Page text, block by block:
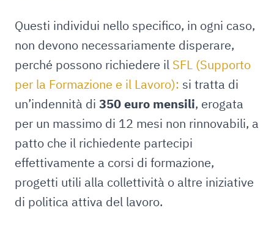
Questi individui nello specifico, in ogni caso,
non devono necessariamente disperare,
perché possono richiedere il SFL (Supporto
per la Formazione e il Lavoro): si tratta di
un’indennità di 350 euro mensili, erogata
per un massimo di 12 mesi non rinnovabili, a
patto che il richiedente partecipi
effettivamente a corsi di formazione,
progetti utili alla collettività o altre iniziative
di politica attiva del lavoro.